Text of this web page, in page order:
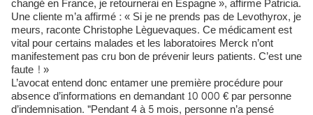
changé en France, je retournerai en Espagne », affirme Patricia.
Une cliente m’a affirmé : « Si je ne prends pas de Levothyrox, je
meurs, raconte Christophe Lèguevaques. Ce médicament est
vital pour certains malades et les laboratoires Merck n’ont
manifestement pas cru bon de prévenir leurs patients. C’est une
faute ! »
L’avocat entend donc entamer une première procédure pour
absence d’informations en demandant 10 000 € par personne
d’indemnisation. "Pendant 4 à 5 mois, personne n’a pensé